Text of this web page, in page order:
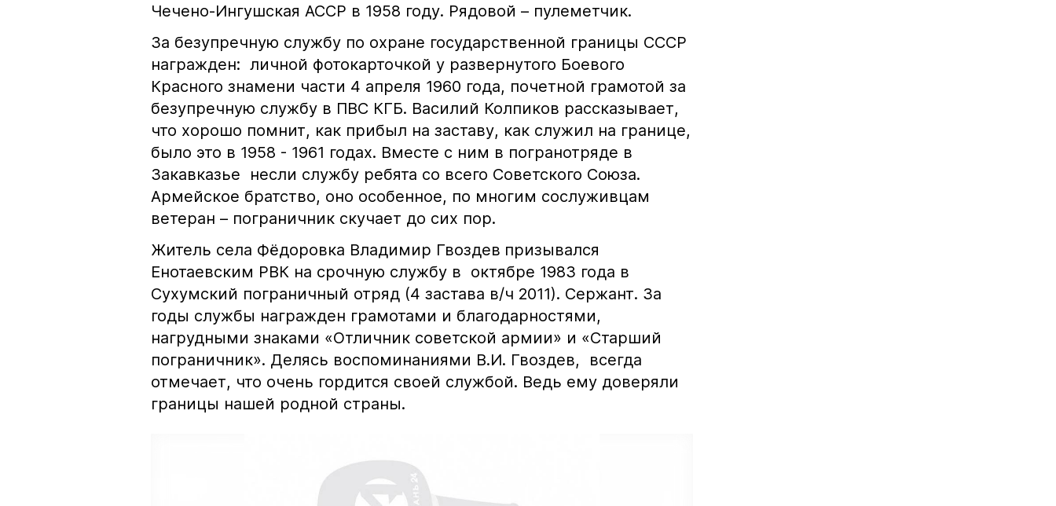
Чечено-Ингушская АССР в 1958 году. Рядовой – пулеметчик.
За безупречную службу по охране государственной границы СССР
награжден: личной фотокарточкой у развернутого Боевого
Красного знамени части 4 апреля 1960 года, почетной грамотой за
безупречную службу в ПВС КГБ. Василий Колпиков рассказывает,
что хорошо помнит, как прибыл на заставу, как служил на границе,
было это в 1958 - 1961 годах. Вместе с ним в погранотряде в
Закавказье несли службу ребята со всего Советского Союза.
Армейское братство, оно особенное, по многим сослуживцам
ветеран – пограничник скучает до сих пор.
Житель села Фёдоровка Владимир Гвоздев призывался
Енотаевским РВК на срочную службу в октябре 1983 года в
Сухумский пограничный отряд (4 застава в/ч 2011). Сержант. За
годы службы награжден грамотами и благодарностями,
нагрудными знаками «Отличник советской армии» и «Старший
пограничник». Делясь воспоминаниями В.И. Гвоздев, всегда
отмечает, что очень гордится своей службой. Ведь ему доверяли
границы нашей родной страны.